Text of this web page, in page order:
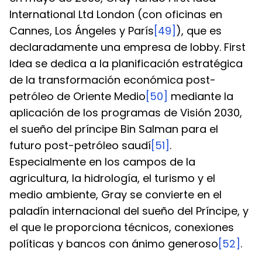
International Ltd London (con oficinas en
Cannes, Los Ángeles y París [49] ), que es
declaradamente una empresa de lobby. First
Idea se dedica a la planificación estratégica
de la transformación económica post-
petróleo de Oriente Medio [50] mediante la
aplicación de los programas de Visión 2030,
el sueño del príncipe Bin Salman para el
futuro post-petróleo saudí[51] .
Especialmente en los campos de la
agricultura, la hidrología, el turismo y el
medio ambiente, Gray se convierte en el
paladín internacional del sueño del Príncipe, y
el que le proporciona técnicos, conexiones
políticas y bancos con ánimo generoso [52] .